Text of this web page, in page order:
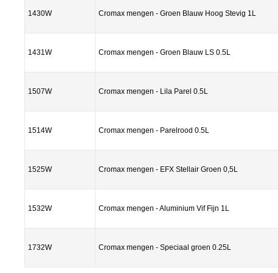
1430W Cromax mengen - Groen Blauw Hoog Stevig 1L
1431W Cromax mengen - Groen Blauw LS 0.5L
1507W Cromax mengen - Lila Parel 0.5L
1514W Cromax mengen - Parelrood 0.5L
1525W Cromax mengen - EFX Stellair Groen 0,5L
1532W Cromax mengen - Aluminium Vif Fijn 1L
1732W Cromax mengen - Speciaal groen 0.25L